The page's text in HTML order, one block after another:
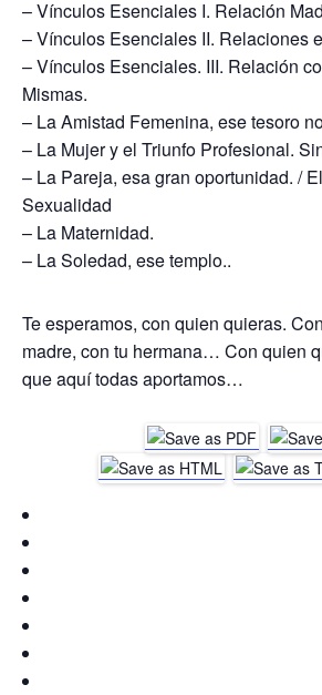
– Vínculos Esenciales I. Relación
– Vínculos Esenciales II. Relaciones
– Vínculos Esenciales. III. Relación
Mismas.
– La Amistad Femenina, ese tesoro
– La Mujer y el Triunfo Profesional.
– La Pareja, esa gran oportunidad. /
Sexualidad
– La Maternidad.
– La Soledad, ese templo..
Te esperamos, con quien quieras.
madre, con tu hermana… Con quien
que aquí todas aportamos…